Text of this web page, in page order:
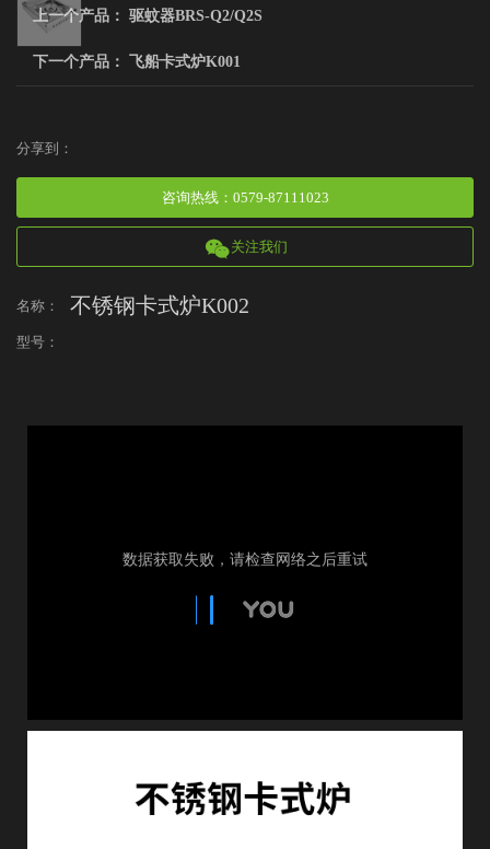
上一个产品： 驱蚊器BRS-Q2/Q2S
下一个产品： 飞船卡式炉K001
分享到：
咨询热线： 0579-87111023
关注我们
名称： 不锈钢卡式炉K002
型号：
迎
登